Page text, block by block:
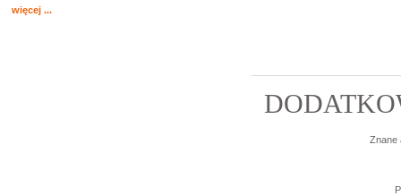
więcej ...
Znane